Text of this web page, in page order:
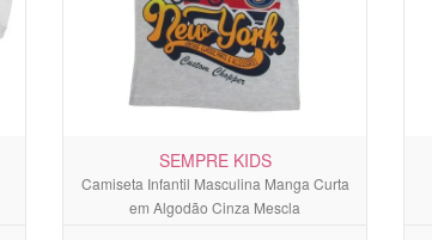
SEMPRE KIDS
Camiseta Infantil Masculina Manga Curta
em Algodão Cinza Mescla